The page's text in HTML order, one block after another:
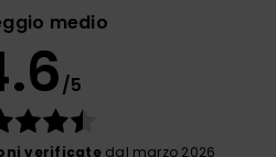
medio
/5
verificatedal marzo 2026